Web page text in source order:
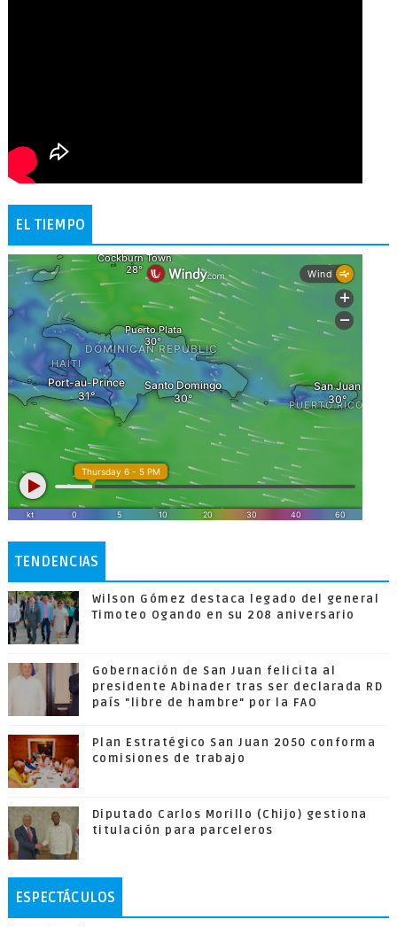
EL TIEMPO
TENDENCIAS
Wilson Gómez destaca legado del general
Timoteo Ogando en su 208 aniversario
Gobernación de San Juan felicita al
presidente Abinader tras ser declarada RD
país "libre de hambre" por la FAO
Plan Estratégico San Juan 2050 conforma
comisiones de trabajo
Diputado Carlos Morillo (Chijo) gestiona
titulación para parceleros
ESPECTÁCULOS